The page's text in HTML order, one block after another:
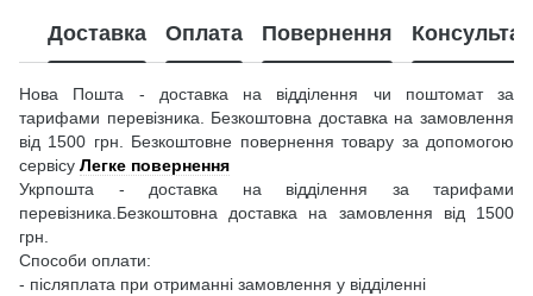
Доставка Оплата Повернення
Нова Пошта - доставка на відділення чи поштомат за
тарифами перевізника. Безкоштовна доставка на замовлення
від 1500 грн. Безкоштовне повернення товару за допомогою
сервісу Легке повернення
Укрпошта - доставка на відділення за тарифами
перевізника.Безкоштовна доставка на замовлення від 1500
грн.
Способи оплати:
- післяплата при отриманні замовлення у відділенні